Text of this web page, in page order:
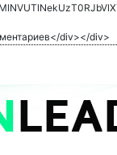
div></div>